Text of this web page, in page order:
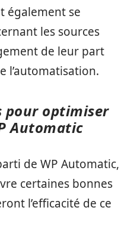
également se
les sources
de leur part
l’automatisation.
pour optimiser
Automatic
de WP Automatic,
certaines bonnes
l’efficacité de ce